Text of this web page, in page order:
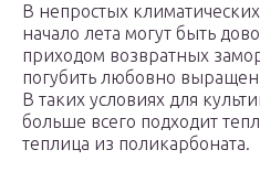
В непростых
начало лета могут быть
приходом возвратных
погубить любовно
В таких условиях для
больше всего подходит
теплица из поликарбоната.